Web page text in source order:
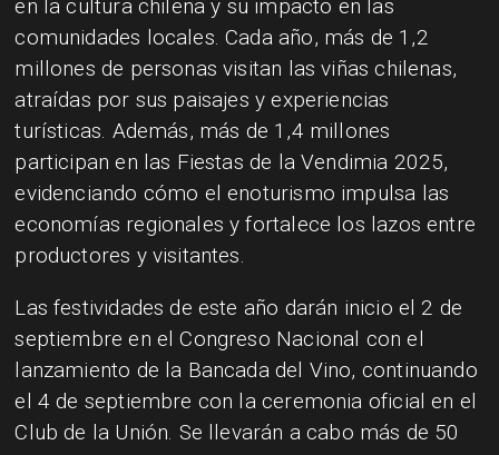
en la cultura chilena y su impacto en las
comunidades locales. Cada año, más de 1,2
millones de personas visitan las viñas chilenas,
atraídas por sus paisajes y experiencias
turísticas. Además, más de 1,4 millones
participan en las Fiestas de la Vendimia 2025,
evidenciando cómo el enoturismo impulsa las
economías regionales y fortalece los lazos entre
productores y visitantes.
Las festividades de este año darán inicio el 2 de
septiembre en el Congreso Nacional con el
lanzamiento de la Bancada del Vino, continuando
el 4 de septiembre con la ceremonia oficial en el
Club de la Unión. Se llevarán a cabo más de 50